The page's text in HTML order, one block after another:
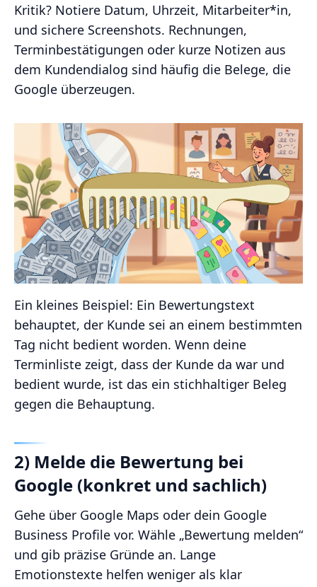
Kritik? Notiere Datum, Uhrzeit, Mitarbeiter*in,
und sichere Screenshots. Rechnungen,
Terminbestätigungen oder kurze Notizen aus
dem Kundendialog sind häufig die Belege, die
Google überzeugen.
Ein kleines Beispiel: Ein Bewertungstext
behauptet, der Kunde sei an einem bestimmten
Tag nicht bedient worden. Wenn deine
Terminliste zeigt, dass der Kunde da war und
bedient wurde, ist das ein stichhaltiger Beleg
gegen die Behauptung.
2) Melde die Bewertung bei
Google (konkret und sachlich)
Gehe über Google Maps oder dein Google
Business Profile vor. Wähle „Bewertung melden“
und gib präzise Gründe an. Lange
Emotionstexte helfen weniger als klar